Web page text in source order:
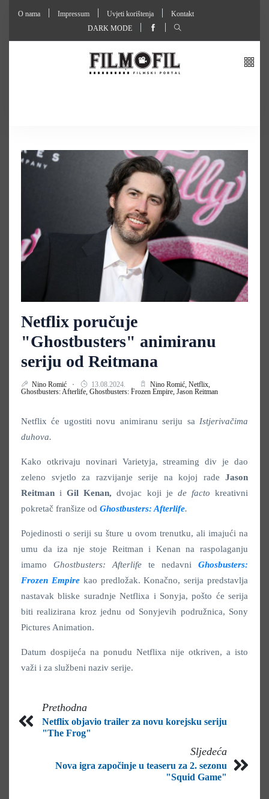
O nama Impressum Uvjeti korištenja
Kontakt
DARK MODE
Netflix poručuje
"Ghostbusters" animiranu
seriju od Reitmana
Nino Romić 13.08.2024. Nino Romić, Netflix,
Ghostbusters: Afterlife, Ghostbusters: Frozen Empire, Jason Reitman
Netflix će ugostiti novu animiranu seriju sa Istjerivačima
duhova.
Kako otkrivaju novinari Varietyja, streaming div je dao
zeleno svjetlo za razvijanje serije na kojoj rade Jason
Reitmani Gil Kenan,dvojac koji je de factokreativni
pokretač franšize od Ghostbusters: Afterlife.
Pojedinosti o seriji su šture u ovom trenutku, ali imajući na
umu da iza nje stoje Reitman i Kenan na raspolaganju
imamo Ghostbusters: Afterlife te nedavni Ghosbusters:
Frozen Empire kao predložak. Konačno, serija predstavlja
nastavak bliske suradnje Netflixa i Sonyja, pošto će serija
biti realizirana kroz jednu od Sonyjevih podružnica, Sony
Pictures Animation.
Datum dospijeća na ponudu Netflixa nije otkriven, a isto
važi i za službeni naziv serije.
Prethodna
Netflix objavio trailer za novu korejsku seriju
"The Frog"
Sljedeća
Nova igra započinje u teaseru za 2. sezonu
"Squid Game"